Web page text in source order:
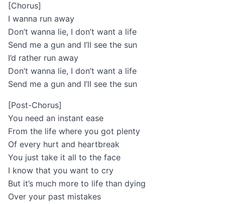
[Chorus]
I wanna run away
Don’t wanna lie, I don’t want a life
Send me a gun and I’ll see the sun
I’d rather run away
Don’t wanna lie, I don’t want a life
Send me a gun and I’ll see the sun
[Post-Chorus]
You need an instant ease
From the life where you got plenty
Of every hurt and heartbreak
You just take it all to the face
I know that you want to cry
But it’s much more to life than dying
Over your past mistakes